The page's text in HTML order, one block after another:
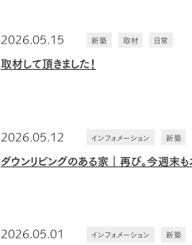
取材して頂きました！
新築 取材 日常
2026.05.15
ダウンリビングのある家｜再び。今週末
インフォメーション 新築
2026.05.12
インフォメーション 新築
2026.05.01